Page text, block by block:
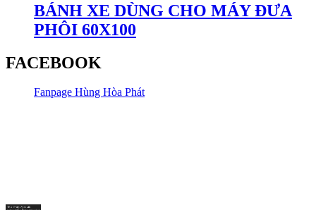
BÁNH XE DÙNG CHO MÁY ĐƯA
PHÔI 60X100
FACEBOOK
Fanpage Hùng Hòa Phát